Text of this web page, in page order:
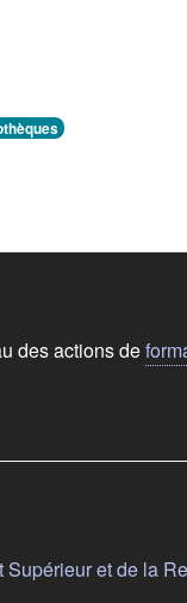
des actions de
dans un nouvel
Supérieur et de la